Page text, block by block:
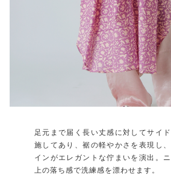
足元まで届く長い丈感に対してサイ
施してあり、裾の軽やかさを表現し
インがエレガントな佇まいを演出。
上の落ち感で洗練感を漂わせます。